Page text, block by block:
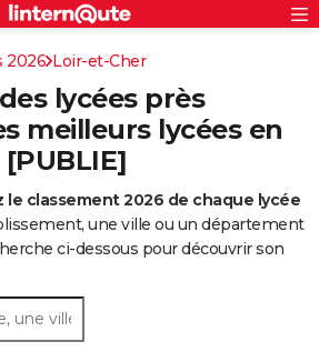
S'inscrire
Connexion
2026 Loir-et-Cher
lycées près
meilleurs lycées en
[PUBLIE]
le classement 2026 de chaque lycée
une ville ou un département
ci-dessous pour découvrir son